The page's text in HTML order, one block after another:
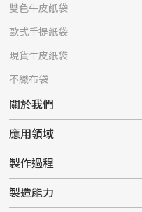
雙色牛皮紙袋
歐式手提紙袋
現貨牛皮紙袋
不織布袋
關於我們
應用領域
製作過程
製造能力